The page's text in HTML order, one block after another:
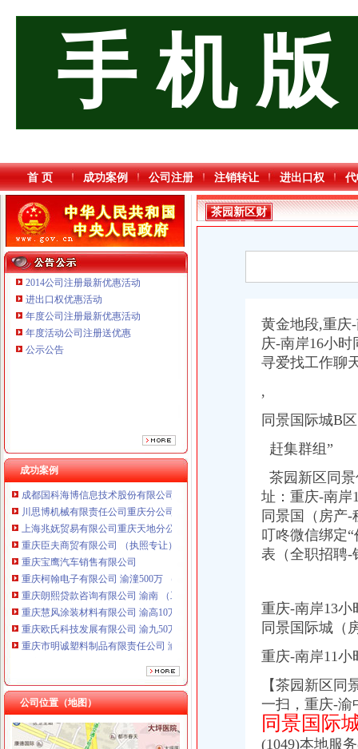
手 机 版
首 页 成功案例 公司注册 注销转让 进出口权
2014公司注册最新优惠活动
进出口权优惠活动
年度公司注册最新优惠活动
年度活动公司注册送优惠
公示公告
成功案例
重庆臣夫商贸有限公司 （执照专让）
重庆市明诚塑料制品有限责任公司 渝高100万 （进出口权）
重庆瑾崇进出口贸易有限公司 渝中100万 （进出口权）
成都国科海博信息技术股份有限公司重庆分公司 渝江 （工商注册）
川思博机械有限责任公司重庆分公司 渝江 （工商注册）
上海兆妩贸易有限公司重庆天地分公司 渝中 （工商注册）
重庆臣夫商贸有限公司 （执照专让）
重庆宝鹰汽车销售有限公司
重庆柯翰电子有限公司 渝潼500万 （进出口权）
重庆朗熙贷款咨询有限公司 渝南 （工商注册）
重庆慧风涂装材料有限公司 渝高10万 （工商注册）
重庆欧氏科技发展有限公司 渝九50万 （进出口权）
重庆市明诚塑料制品有限责任公司 渝高100万 （进出口权）
重庆瑾崇进出口贸易有限公司 渝中100万 （进出口权）
成都国科海博信息技术股份有限公司重庆分公司 渝江 （工商注册）
川思博机械有限责任公司重庆分公司 渝江 （工商注册）
上海兆妩贸易有限公司重庆天地分公司 渝中 （工商注册）
公司位置（地图）
茶园新区财
务公司
黄金地段,重庆
庆-南岸16小
寻爱找工作聊
,
同景国际城B
赶集群组”
茶园新区同
址：重庆-南岸
同景国（房产-
叮咚微信绑定
表（全职招聘-
重庆-南岸13
同景国际城（
重庆-南岸11小
【茶园新区
一扫，重庆-渝
同景国际
(1049)本地服